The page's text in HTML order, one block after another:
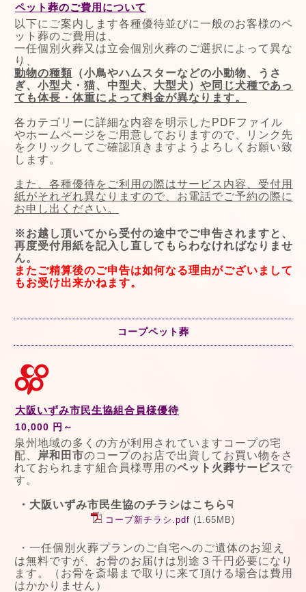
ペット葬のご費用について
以下にご案内します各種優待並びに一般のお客様のペ
ット葬のご費用は、
一任個別火葬又は立会個別火葬のご選択によって異な
り、
動物の種類 （小鳥やハムスターなどの小動物、うさ
ぎ、小型犬・猫、中型犬、大型犬） や同じ犬種であっ
ても体長・体重によって料金が異なります。
各カテゴリーに詳細な内容を明示したPDFファイル
やホームページをご用意しておりますので、リンク先
をクリックしてご確認頂きますようよろしくお願い致
します。
また、各種優待をご利用の際はサービス内容、受付用
紙がそれぞれ異なりますので、お電話でご予約の際に
お申し出ください。
※お越し頂いてから受付の途中でご申告されますと、
再度受付用紙を記入し直してもらわなければなりませ
ん。
またご精算後のご申告は如何なる理由がございまして
もお受け出来かねます。
コープペット葬
大阪いずみ市民生協組合員様優待
10,000 円～
泉州地域の多くの方が利用されていますコープの宅
配、
岸和田市のコープのお店で出資してお買い物をさ
れておられます組合員様専用のペット火葬サービスで
す。
・大阪いずみ市民生協のチラシはこちら☟
コープ新チラシ.pdf (1.65MB)
・一任個別火葬プランのご自宅へのご遺体のお迎え
は無料ですが、お骨のお届けは別途３千円必要になり
ます。（お骨を斎場まで取りに来て頂ける場合は費用
はかかりません）